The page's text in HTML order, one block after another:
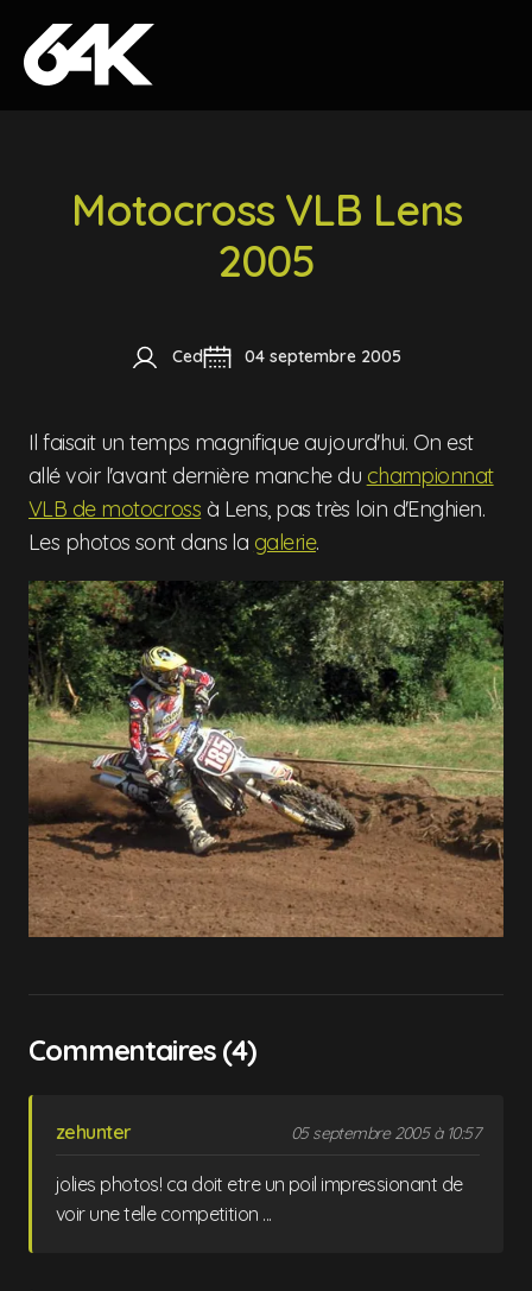
Skip to content
Motocross VLB Lens
2005
Ced 04 septembre 2005
Il faisait un temps magnifique aujourd'hui. On est
allé voir l'avant dernière manche du championnat
VLB de motocross à Lens, pas très loin d'Enghien.
Les photos sont dans la galerie.
Commentaires (4)
zehunter 05 septembre 2005 à 10:57
jolies photos! ca doit etre un poil impressionant de
voir une telle competition ...